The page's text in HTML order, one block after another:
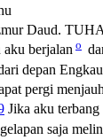
Daud.
aku berjalan o
depan
pergi
Jika aku
saja